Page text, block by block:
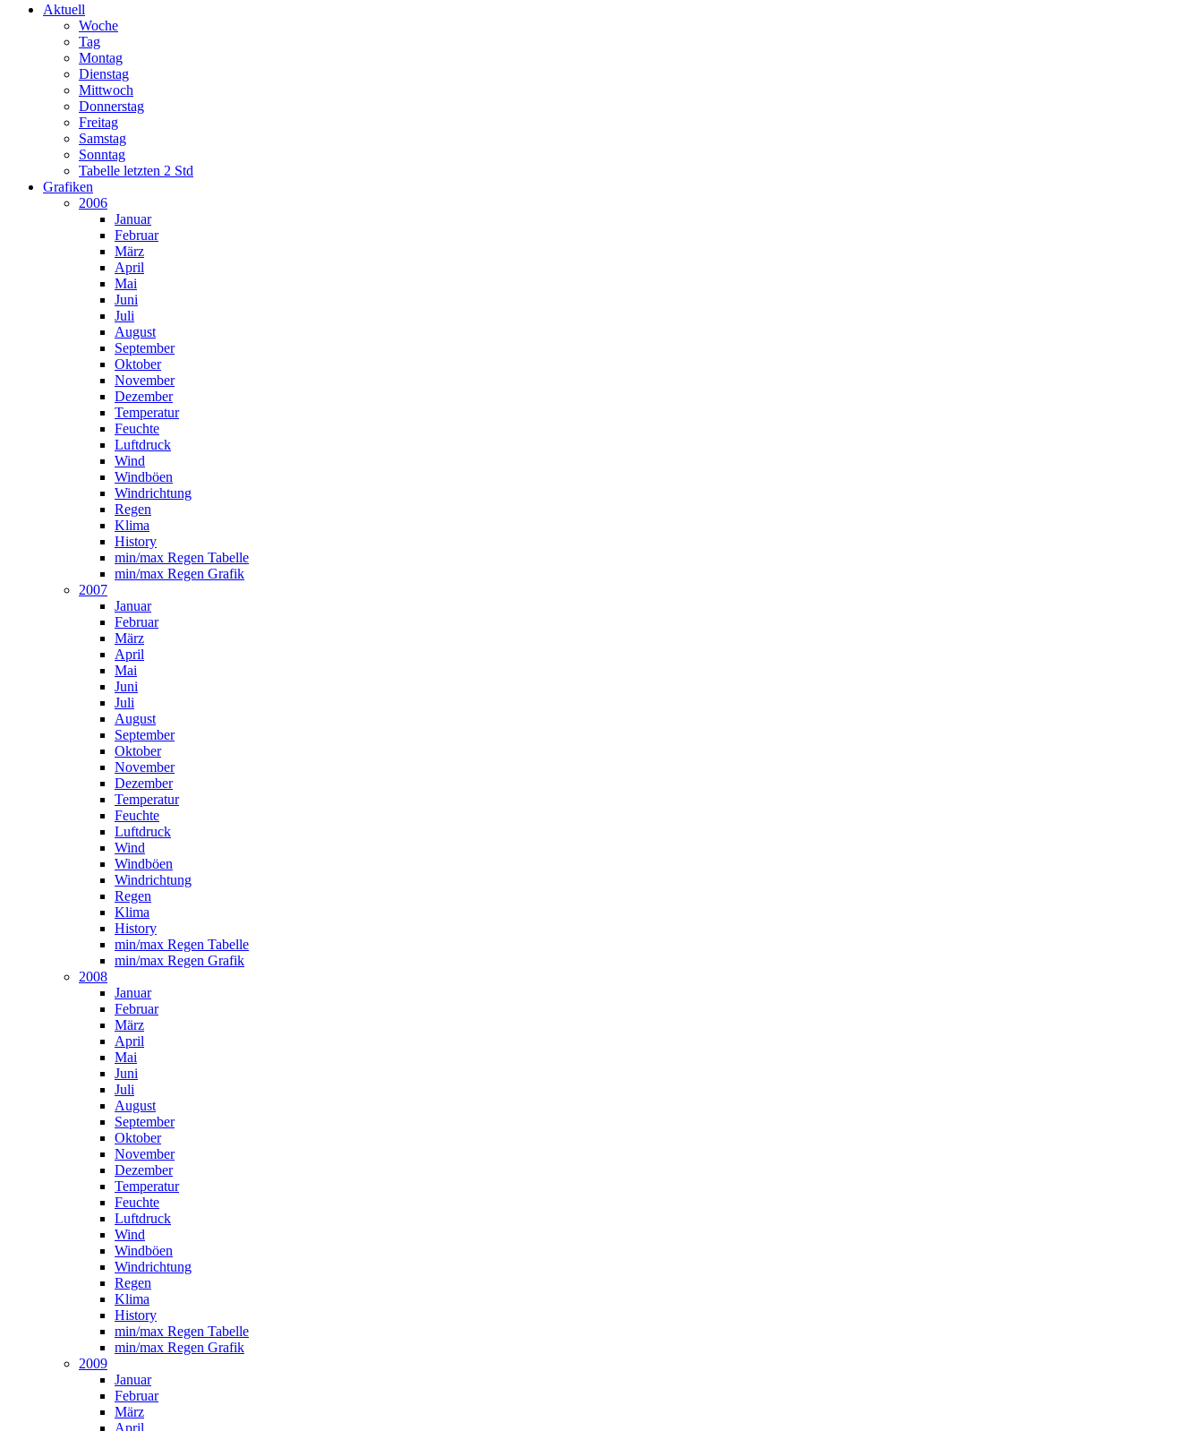
Aktuell
Woche
Tag
Montag
Dienstag
Mittwoch
Donnerstag
Freitag
Samstag
Sonntag
Tabelle letzten 2 Std
Grafiken
2006
Januar
Februar
März
April
Mai
Juni
Juli
August
September
Oktober
November
Dezember
Temperatur
Feuchte
Luftdruck
Wind
Windböen
Windrichtung
Regen
Klima
History
min/max Regen Tabelle
min/max Regen Grafik
2007
Januar
Februar
März
April
Mai
Juni
Juli
August
September
Oktober
November
Dezember
Temperatur
Feuchte
Luftdruck
Wind
Windböen
Windrichtung
Regen
Klima
History
min/max Regen Tabelle
min/max Regen Grafik
2008
Januar
Februar
März
April
Mai
Juni
Juli
August
September
Oktober
November
Dezember
Temperatur
Feuchte
Luftdruck
Wind
Windböen
Windrichtung
Regen
Klima
History
min/max Regen Tabelle
min/max Regen Grafik
2009
Januar
Februar
März
April